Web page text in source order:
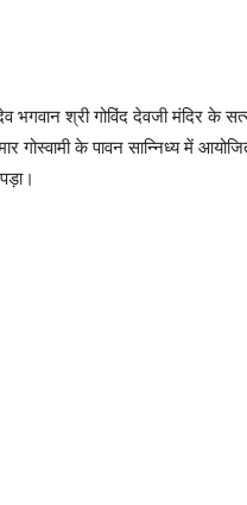
भगवान श्री गोविंद देवजी मंदिर के
के पावन सान्निध्य में